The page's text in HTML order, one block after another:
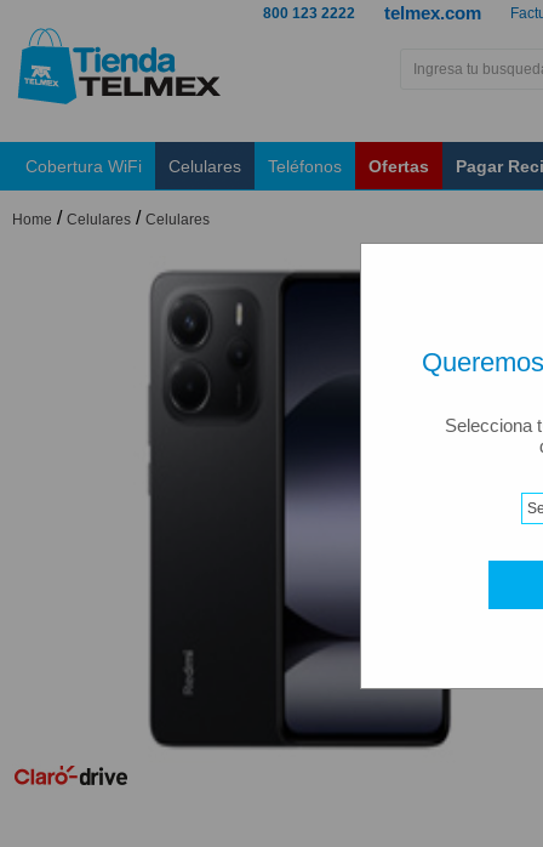
Selecciona
telmex.com
800 123 2222
Cobertura WiFi Celulares Teléfonos Ofertas Pagar
Home / Celulares / Celulares